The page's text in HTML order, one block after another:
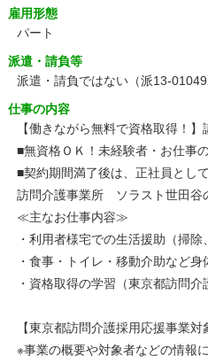
雇用形態
パート
派遣・請負等
派遣・請負ではない（派13-
仕事の内容
【働きながら無料で資格取得！
■無資格ＯＫ！未経験者・お仕事
■契約期間満了後は、正社員とし
訪問介護事業所 ソラスト世田谷
≪主なお仕事内容≫
・利用者様宅での生活援助（掃除
・食事・トイレ・移動介助など身
・資格取得の学習（東京都訪問介
【東京都訪問介護採用応援事業対
※事業の概要や対象者などの情報